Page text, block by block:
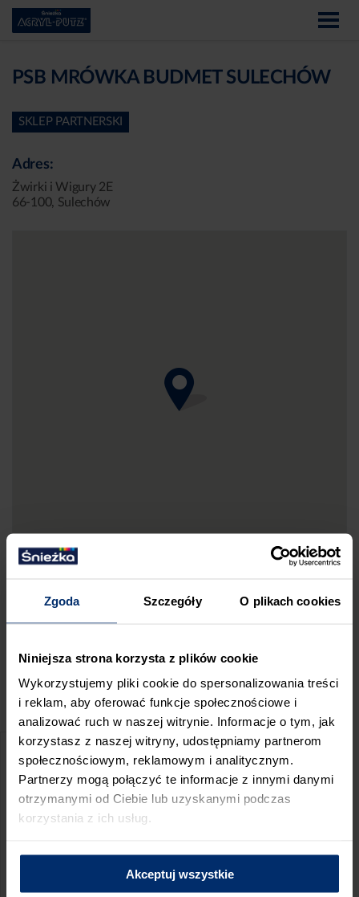
Zgoda Szczegóły O plikach cookies
Niniejsza strona korzysta z plików cookie
Wykorzystujemy pliki cookie do spersonalizowania treści
i reklam, aby oferować funkcje społecznościowe i
analizować ruch w naszej witrynie. Informacje o tym, jak
korzystasz z naszej witryny, udostępniamy partnerom
społecznościowym, reklamowym i analitycznym.
Partnerzy mogą połączyć te informacje z innymi danymi
otrzymanymi od Ciebie lub uzyskanymi podczas
korzystania z ich usług.
Akceptuj wszystkie
PSB MRÓWKA BUDMET SULECHÓW
SKLEP PARTNERSKI
Adres:
Żwirki i Wigury 2E
66-100, Sulechów
ZGŁOŚ BŁĄD
PRZED WIZYTĄ W SKLEPIE POLECAMY:
KALKULATOR ZUŻYCIA